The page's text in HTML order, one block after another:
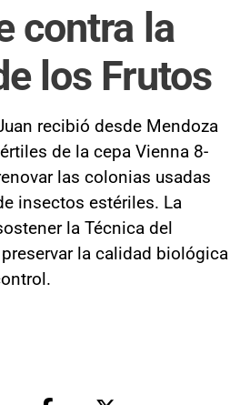
contra la
los Frutos
recibió desde Mendoza
de la cepa Vienna 8-
las colonias usadas
insectos estériles. La
la Técnica del
la calidad biológica